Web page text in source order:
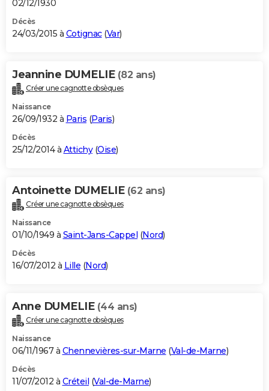
02/12/1930
Décès
24/03/2015 à Cotignac(Var)
Jeannine DUMELIE (82 ans)
Créer une cagnotte obsèques
Naissance
26/09/1932 à Paris (Paris)
Décès
25/12/2014 à Attichy(Oise)
Antoinette DUMELIE (62 ans)
Créer une cagnotte obsèques
Naissance
01/10/1949 à Saint-Jans-Cappel (Nord)
Décès
16/07/2012 à Lille (Nord)
Anne DUMELIE (44 ans)
Créer une cagnotte obsèques
Naissance
06/11/1967 à Chennevières-sur-Marne (Val-de-Marne)
Décès
11/07/2012 à Créteil (Val-de-Marne)